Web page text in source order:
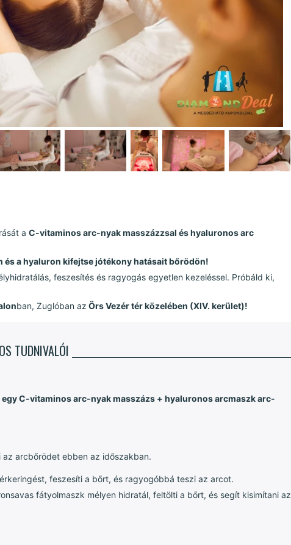
a C-vitaminos arc-nyak masszázzsal és hyaluronos arc
és a hyaluron kifejtse jótékony hatásait bőrödön!
feszesítés és ragyogás egyetlen kezeléssel. Próbáld ki,
ban, Zuglóban az Örs Vezér tér közelében (XIV. kerület)!
TUDNIVALÓI
C-vitaminos arc-nyak masszázs + hyaluronos arcmaszk arc-
arcbőrödet ebben az időszakban.
feszesíti a bőrt, és ragyogóbbá teszi az arcot.
fátyolmaszk mélyen hidratál, feltölti a bőrt, és segít kisimítani az